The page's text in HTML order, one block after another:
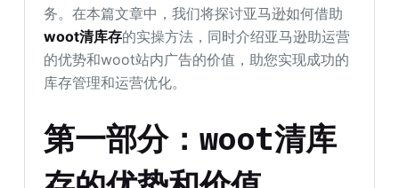
务。在本篇文章中，我们将探讨亚马逊如何借助
woot清库存的实操方法，同时介绍亚马逊助运营
的优势和woot站内广告的价值，助您实现成功的
库存管理和运营优化。
第一部分：woot清库